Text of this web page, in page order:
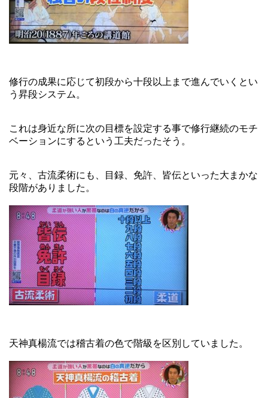
修行の成果に応じて初段から十段以上まで進んでいくとい
う昇段システム。
これは身近な所に次の目標を設定する事で修行継続のモチ
ベーションにするという工夫だったそう。
元々、古流柔術にも、目録、免許、皆伝といった大まかな
段階がありました。
天神真楊流では稽古着の色で階級を区別していました。